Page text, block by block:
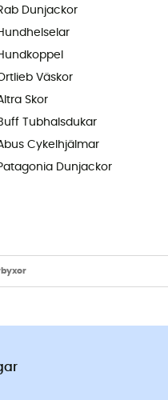
Dunjackor
Väskor
Skor
Tubhalsdukar
Cykelhjälmar
Dunjackor